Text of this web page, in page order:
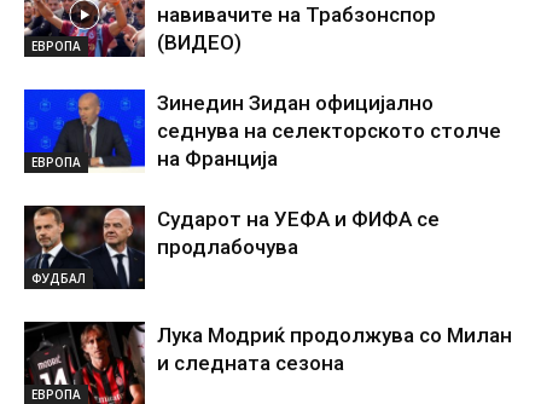
ЕВРОПА
навивачите на Трабзонспор
(ВИДЕО)
ЕВРОПА
Зинедин Зидан официјално
седнува на селекторското столче
на Франција
ФУДБАЛ
Сударот на УЕФА и ФИФА се
продлабочува
ЕВРОПА
Лука Модриќ продолжува со Милан
и следната сезона